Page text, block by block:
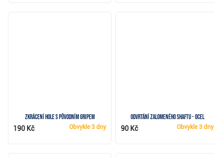
Zkrácení hole s původním gripem
Obvykle3 dny
190 Kč
Odvrtání zalomeného shaftu - ocel
Obvykle3 dny
90 Kč